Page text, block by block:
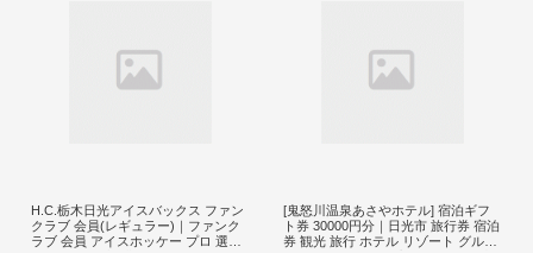
H.C.栃木日光アイスバックス ファン
クラブ 会員(レギュラー)｜ファンク
ラブ 会員 アイスホッケー プロ 選手
[鬼怒川温泉あさやホテル] 宿泊ギフ
ト券 30000円分｜日光市 旅行券 宿泊
券 観光 旅行 ホテル リゾート グルメ